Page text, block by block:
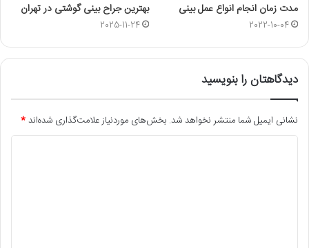
مدت زمان انجام انواع عمل بینی
2022-10-04
بهترین جراح بینی گوشتی در تهران
2025-11-24
دیدگاهتان را بنویسید
نشانی ایمیل شما منتشر نخواهد شد. بخش‌های موردنیاز علامت‌گذاری شده‌اند*